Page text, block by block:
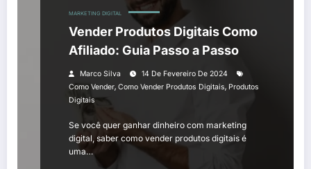
MARKETING DIGITAL
Vender Produtos Digitais Como
Afiliado: Guia Passo a Passo
Marco Silva
14 De Fevereiro De 2024
Como Vender, Como Vender Produtos Digitais, Produtos
Digitais
Se você quer ganhar dinheiro com marketing
digital, saber como vender produtos digitais é
uma…